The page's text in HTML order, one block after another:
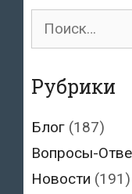
Поиск
Рубрики
Блог (187)
Вопросы-
Новости (191)